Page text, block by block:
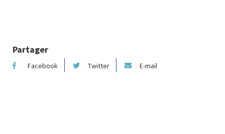
Partager
Facebook Twitter E-mail